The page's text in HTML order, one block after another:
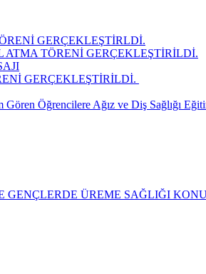
GERÇEKLEŞTİRLDİ.
TÖRENİ GERÇEKLEŞTİRİLDİ.
GERÇEKLEŞTİRİLDİ.
Öğrencilere Ağız ve Diş Sağlığı
ÜREME SAĞLIĞI